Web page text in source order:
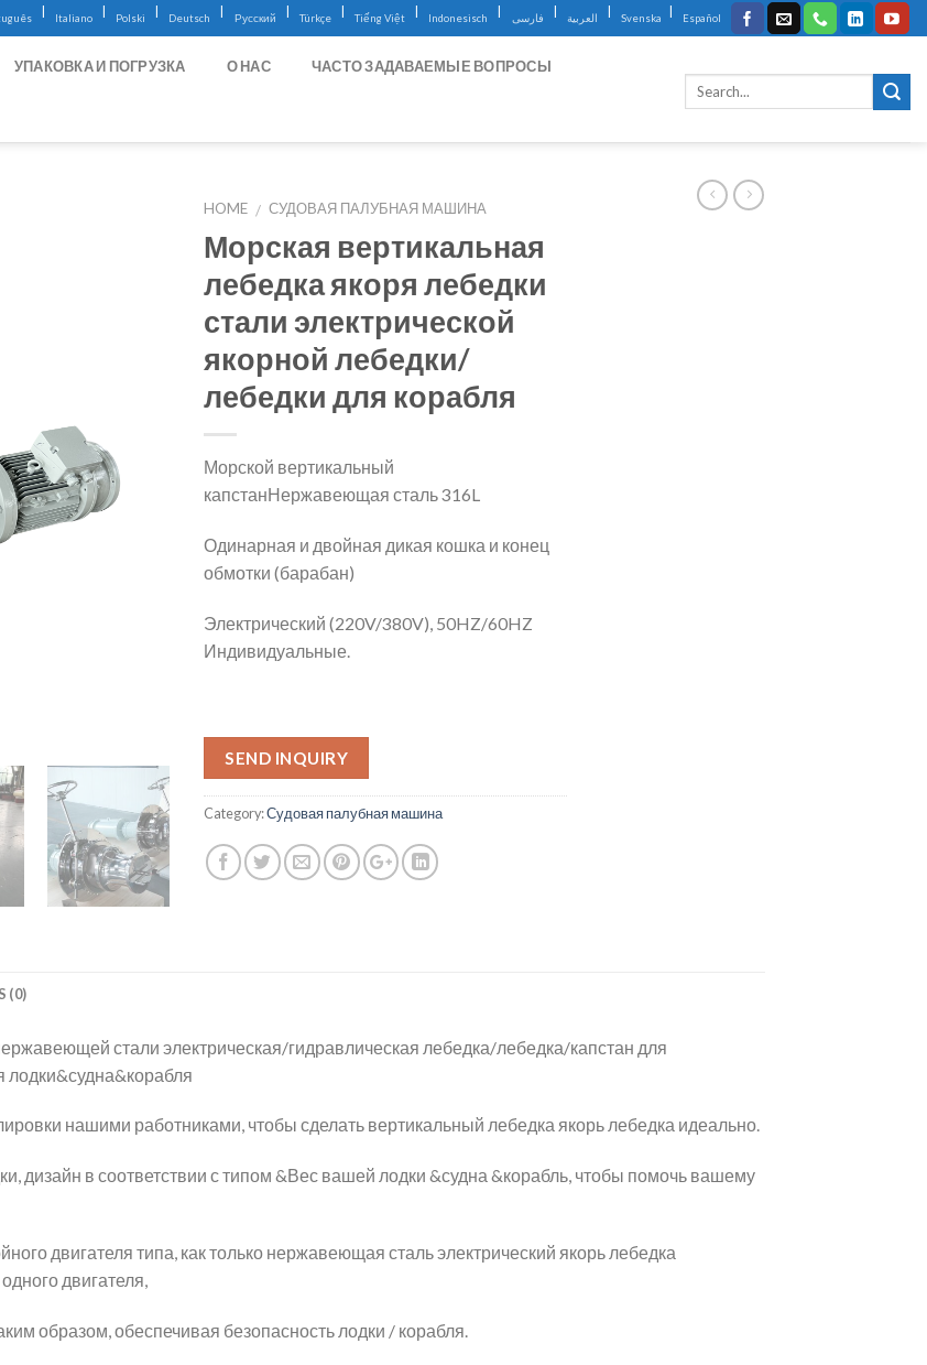
| Italiano | Polski | Deutsch | Русский | Türkçe | Tiếng Việt | Indonesisch | فارسی | العربية | Svenska | Español
УПАКОВКА И ПОГРУЗКА О НАС ЧАСТО ЗАДАВАЕМЫЕ ВОПРОСЫ
HOME / СУДОВАЯ ПАЛУБНАЯ МАШИНА
Морская вертикальная
лебедка якоря лебедки
стали электрической
якорной лебедки/
лебедки для корабля
Морской вертикальный
капстанНержавеющая сталь 316L
Одинарная и двойная дикая кошка и конец
обмотки (барабан)
Электрический (220V/380V), 50HZ/60HZ
Индивидуальные.
SEND INQUIRY
Category:Судовая палубная машина
(0)
стали электрическая/гидравлическая лебедка/лебедка/капстан для
нашими работниками, чтобы сделать вертикальный лебедка якорь лебедка идеально.
дизайн в соответствии с типом &Вес вашей лодки &судна &корабль, чтобы помочь вашему
двигателя типа, как только нержавеющая сталь электрический якорь лебедка
двигателя,
образом, обеспечивая безопасность лодки / корабля.